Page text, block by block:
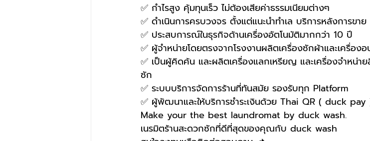
✅ กำไรสูง คุ้มทุนเร็ว ไม่ต้องเสียค่าธรรมเนียมต่างๆ
✅ ดำเนินการครบวงจร ตั้งแต่แนะนำทำเล บริการหลังการขา
✅ ประสบการณ์ในธุรกิจด้านเครื่องอัตโนมัติมากกว่า 10 ปี
✅ ผู้จำหน่ายโดยตรงจากโรงงานผลิตเครื่องซักผ้าและเครื่อง
✅ เป็นผู้คิดค้น และผลิตเครื่องแลกเหรียญ และเครื่องจำหน่า
ซัก
✅ ระบบบริการจัดการร้านที่ทันสมัย รองรับทุก Platform
✅ ผู้พัฒนาและให้บริการชำระเงินด้วย Thai QR ( duck
Make your the best laundromat by duck wash.
เนรมิตร้านสะดวกซักที่ดีที่สุดของคุณกับ duck wash